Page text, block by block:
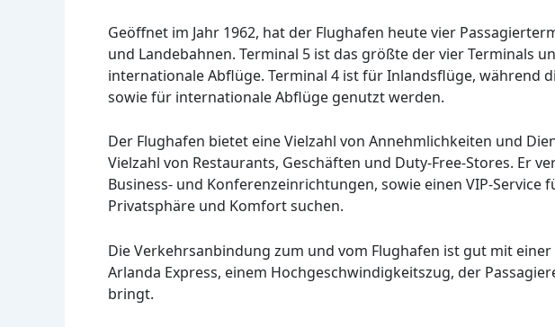
Geöffnet im Jahr 1962, hat der Flughafen heute vier
und Landebahnen. Terminal 5 ist das größte der vier Terminals
internationale Abflüge. Terminal 4 ist für Inlandsflüge, während
sowie für internationale Abflüge genutzt werden.
Der Flughafen bietet eine Vielzahl von Annehmlichkeiten und
Vielzahl von Restaurants, Geschäften und Duty-Free-Stores. Er
Business- und Konferenzeinrichtungen, sowie einen VIP-Service
Privatsphäre und Komfort suchen.
Die Verkehrsanbindung zum und vom Flughafen ist gut mit
Arlanda Express, einem Hochgeschwindigkeitszug, der
bringt.